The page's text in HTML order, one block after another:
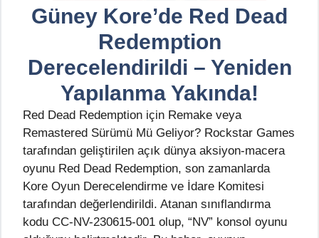
Güney Kore’de Red Dead
Redemption
Derecelendirildi – Yeniden
Yapılanma Yakında!
Red Dead Redemption için Remake veya
Remastered Sürümü Mü Geliyor? Rockstar Games
tarafından geliştirilen açık dünya aksiyon-macera
oyunu Red Dead Redemption, son zamanlarda
Kore Oyun Derecelendirme ve İdare Komitesi
tarafından değerlendirildi. Atanan sınıflandırma
kodu CC-NV-230615-001 olup, “NV” konsol oyunu